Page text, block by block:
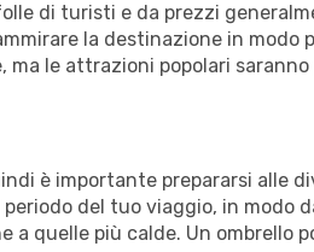
di turisti e da prezzi
la destinazione in
le attrazioni popolari
è importante prepararsi alle
del tuo viaggio, in modo
quelle più calde. Un ombrello